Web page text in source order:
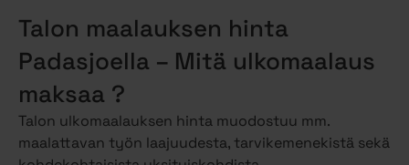
Talon maalauksen hinta
Padasjoella – Mitä ulkomaalaus
maksaa ?
Talon ulkomaalauksen hinta muodostuu mm.
maalattavan työn laajuudesta, tarvikemenekistä sekä